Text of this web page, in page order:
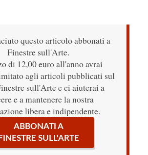
questo articolo abbonati a
Finestre sull'Arte.
di 12,00 euro all'anno avrai
agli articoli pubblicati sul
sull'Arte e ci aiuterai a
e a mantenere la nostra
libera e indipendente.
ABBONATI A
FINESTRE SULL'ARTE